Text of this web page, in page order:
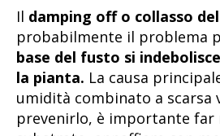
Il damping off o collasso
probabilmente il problema
base del fusto si
la pianta. La causa
umidità combinato a scarsa
prevenirlo, è importante far